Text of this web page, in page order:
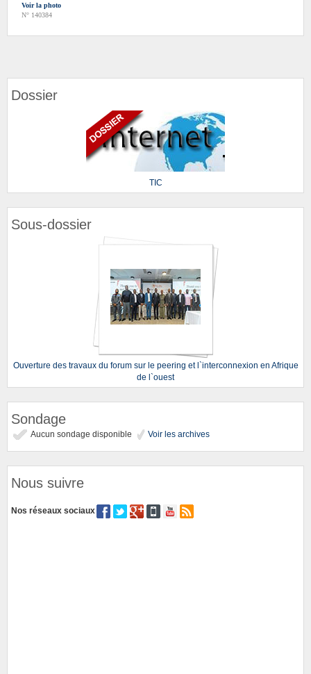
Voir la photo
N° 140384
Dossier
TIC
Sous-dossier
Ouverture des travaux du forum sur le peering et l`interconnexion en Afrique
de l`ouest
Sondage
Aucun sondage disponible Voir les archives
Nous suivre
Nos réseaux sociaux